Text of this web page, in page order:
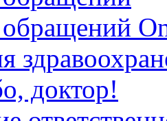
доктор!